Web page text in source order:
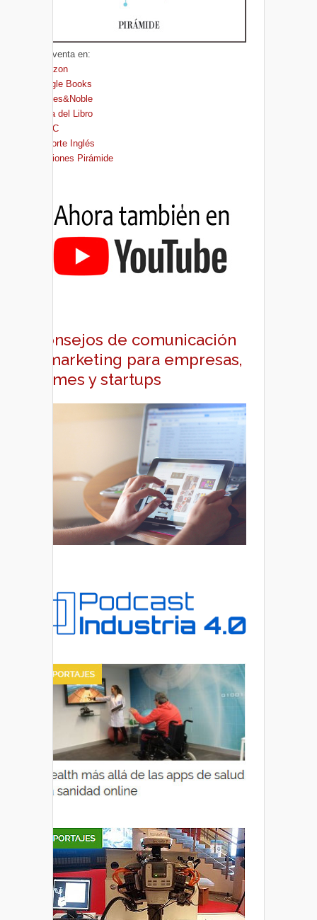
A la venta en:
Amazon
Google Books
Barnes&Noble
Casa del Libro
FNAC
El Corte Inglés
Ediciones Pirámide
Consejos de comunicación
y marketing para empresas,
pymes y startups